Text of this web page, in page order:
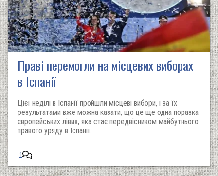
Праві перемогли на місцевих виборах
в Іспанії
Цієї неділі в Іспанії пройшли місцеві вибори, і за їх
результатами вже можна казати, що це ще одна поразка
європейських лівих, яка стає передвісником майбутнього
правого уряду в Іспанії.
1